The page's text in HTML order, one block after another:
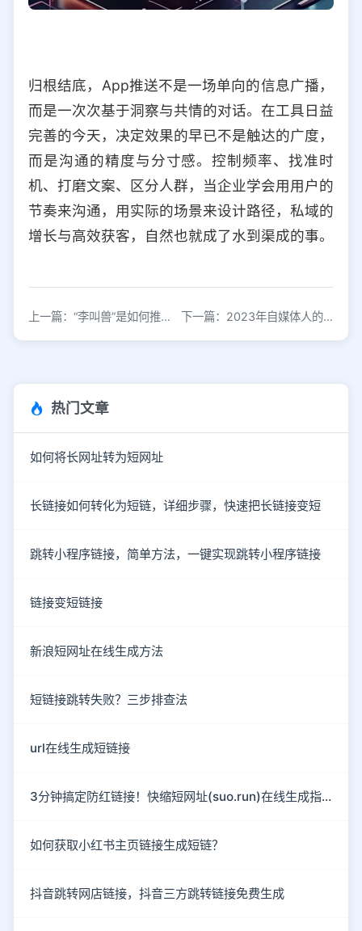
归根结底，App推送不是一场单向的信息广播，
而是一次次基于洞察与共情的对话。在工具日益
完善的今天，决定效果的早已不是触达的广度，
而是沟通的精度与分寸感。控制频率、找准时
机、打磨文案、区分人群，当企业学会用用户的
节奏来沟通，用实际的场景来设计路径，私域的
增长与高效获客，自然也就成了水到渠成的事。
上一篇：“李叫兽”是如何推广本人微信公众号的？ 下一篇：2023年自媒体人的出路在哪？
热门文章
如何将长网址转为短网址
长链接如何转化为短链，详细步骤，快速把长链接变短
跳转小程序链接，简单方法，一键实现跳转小程序链接
链接变短链接
新浪短网址在线生成方法
短链接跳转失败？三步排查法
url在线生成短链接
3分钟搞定防红链接！快缩短网址(suo.run)在线生成指南
如何获取小红书主页链接生成短链？
抖音跳转网店链接，抖音三方跳转链接免费生成